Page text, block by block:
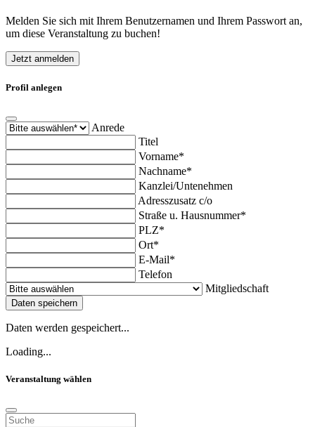
Melden Sie sich mit Ihrem Benutzernamen und Ihrem Passwort an,
um diese Veranstaltung zu buchen!
Jetzt anmelden
Profil anlegen
Anrede
Titel
Vorname*
Nachname*
Kanzlei/Untenehmen
Adresszusatz c/o
Straße u. Hausnummer*
PLZ*
Ort*
E-Mail*
Telefon
Mitgliedschaft
Daten speichern
Daten werden gespeichert...
Loading...
Veranstaltung wählen